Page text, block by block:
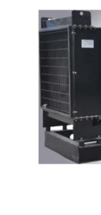
PRIVACY
POLICY